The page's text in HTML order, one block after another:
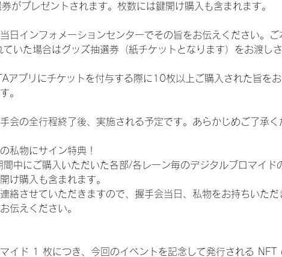
がプレゼントされます。枚数には鍵開け購入も含まれます。
日インフォメーションセンターでその旨をお伝えください。
いた場合はグッズ抽選券（紙チケットとなります）をお渡しさ
アプリにチケットを付与する際に10枚以上ご購入された旨を
。
会の全行程終了後、実施される予定です。あらかじめご了承く
私物にサイン特典！
中にご購入いただいた各部/各レーン毎のデジタルブロマイド
け購入も含まれます。
絡させていただきますので、握手会当日、私物をお持ちいた
伝えください。
イド 1 枚につき、今回のイベントを記念して発行される NFT